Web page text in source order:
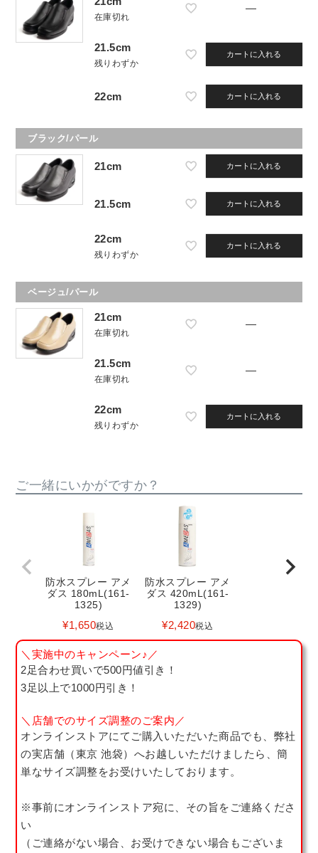
在庫切れ
—
21.5cm
残りわずか
カートに入れる
22cm カートに入れる
ブラック/パール
21cm カートに入れる
21.5cm カートに入れる
22cm
残りわずか
カートに入れる
ベージュ/パール
21cm
在庫切れ
—
21.5cm
在庫切れ
—
22cm
残りわずか
カートに入れる
ご一緒にいかがですか？
防水スプレー アメ
ダス 180mL(161-
1325)
¥1,650税込
防水スプレー アメ
ダス 420mL(161-
1329)
¥2,420税込
＼実施中のキャンペーン♪／
2足合わせ買いで500円値引き！
3足以上で1000円引き！
＼店舗でのサイズ調整のご案内／
オンラインストアにてご購入いただいた商品でも、弊社
の実店舗（東京 池袋）へお越しいただけましたら、簡
単なサイズ調整をお受けいたしております。
※事前にオンラインストア宛に、その旨をご連絡くださ
い
（ご連絡がない場合、お受けできない場合もございま